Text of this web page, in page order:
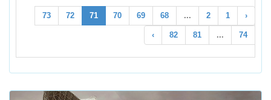
‹
1
2
...
68
69
70
71
72
73
74
...
81
82
›